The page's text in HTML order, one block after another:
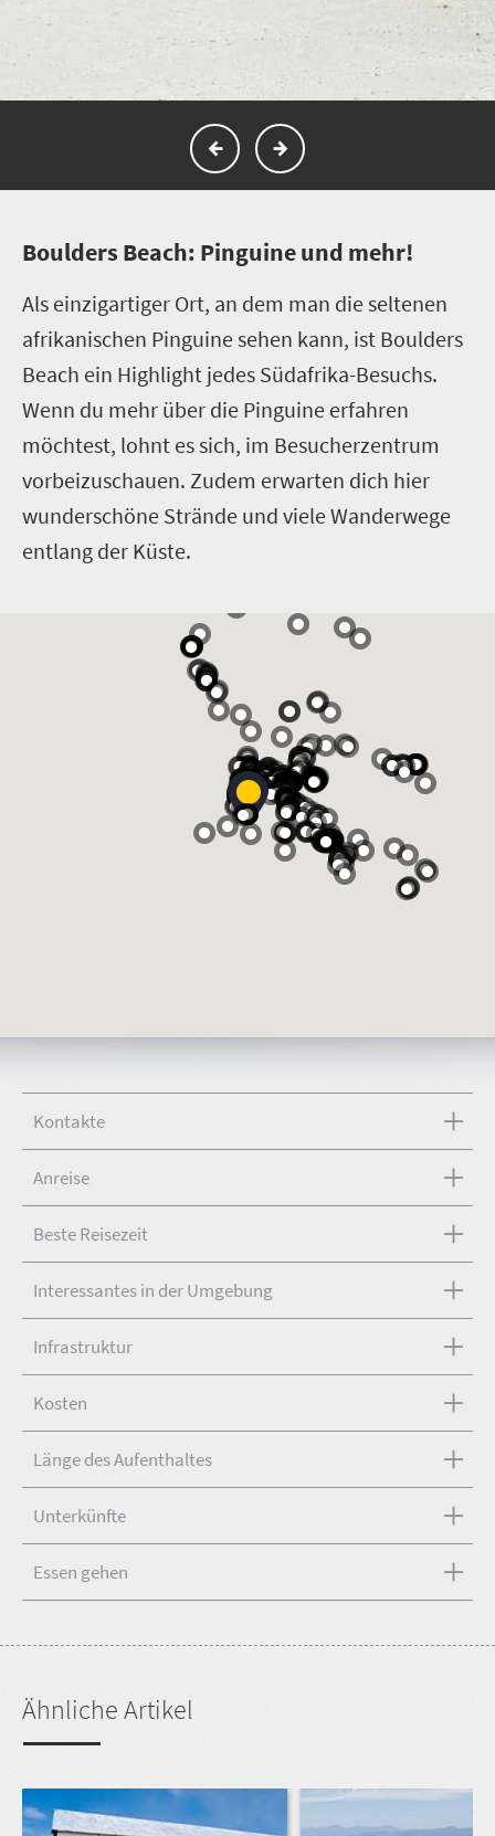
Boulders Beach: Pinguine und mehr!
Als einzigartiger Ort, an dem man die seltenen
afrikanischen Pinguine sehen kann, ist Boulders
Beach ein Highlight jedes Südafrika-Besuchs.
Wenn du mehr über die Pinguine erfahren
möchtest, lohnt es sich, im Besucherzentrum
vorbeizuschauen. Zudem erwarten dich hier
wunderschöne Strände und viele Wanderwege
entlang der Küste.
Kontakte
Anreise
Beste Reisezeit
Interessantes in der Umgebung
Infrastruktur
Kosten
Länge des Aufenthaltes
Unterkünfte
Essen gehen
Ähnliche Artikel